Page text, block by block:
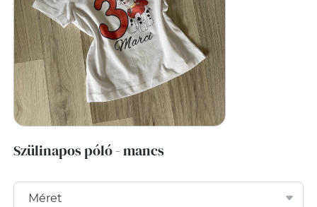
Szülinapos póló - mancs